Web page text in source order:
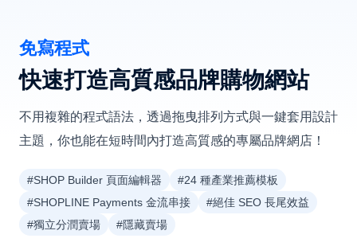
免寫程式
快速打造高質感品牌購物網站
不用複雜的程式語法，透過拖曳排列方式與一鍵套用設計
主題，你也能在短時間內打造高質感的專屬品牌網店！
#SHOP Builder 頁面編輯器
#24 種產業推薦模板
#SHOPLINE Payments 金流串接
#絕佳 SEO 長尾效益
#獨立分潤賣場
#隱藏賣場